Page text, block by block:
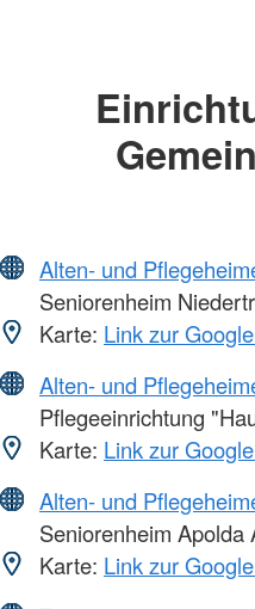
Alten- und
Seniorenheim
Karte: Link zur
Alten- und
Pflegeeinrichtung
Karte: Link zur
Alten- und
Seniorenheim Apolda
Karte: Link zur